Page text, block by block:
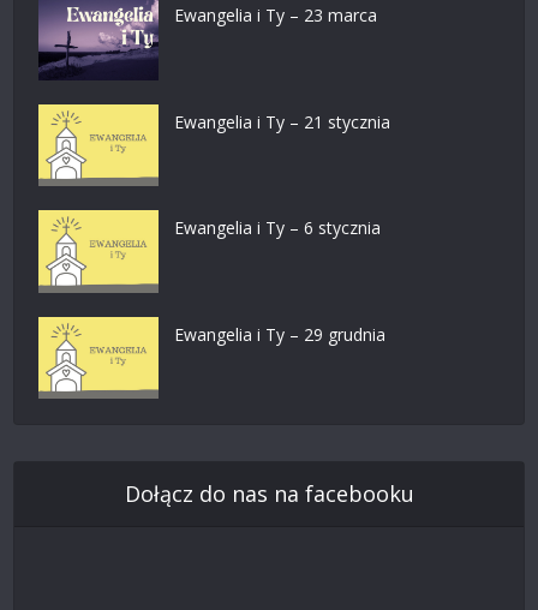
Ewangelia i Ty – 23 marca
Ewangelia i Ty – 21 stycznia
Ewangelia i Ty – 6 stycznia
Ewangelia i Ty – 29 grudnia
Dołącz do nas na facebooku